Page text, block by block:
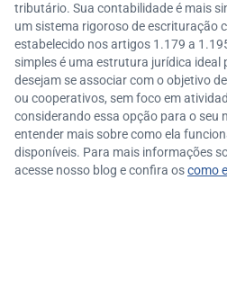
tributário. Sua contabilidade é mais
um sistema rigoroso de escrituração
estabelecido nos artigos 1.179 a
simples é uma estrutura jurídica ideal
desejam se associar com o objetivo
ou cooperativos, sem foco em
considerando essa opção para o seu
entender mais sobre como ela
disponíveis. Para mais informações
acesse nosso blog e confira oscomo